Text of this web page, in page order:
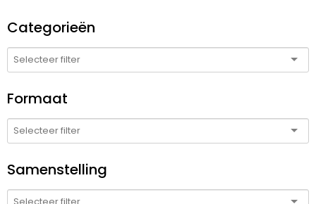
Categorieën
Formaat
Samenstelling